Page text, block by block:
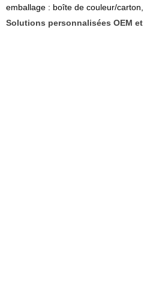
emballage : boîte de couleur/carton,
Solutions personnalisées OEM et